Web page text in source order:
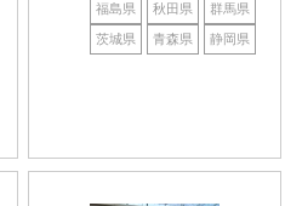
福島県 秋田県 群馬県
茨城県 青森県 静岡県